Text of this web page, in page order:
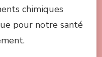
chimiques
pour notre santé